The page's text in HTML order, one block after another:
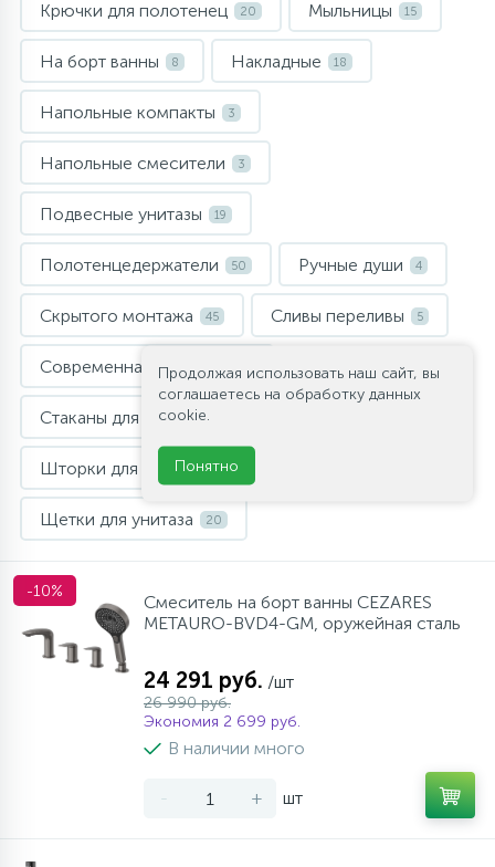
Крючки для полотенец 20 Мыльницы 15
На борт ванны 8 Накладные 18
Напольные компакты 3
Напольные смесители 3
Подвесные унитазы 19
Полотенцедержатели 50 Ручные души 4
Скрытого монтажа 45 Сливы переливы 5
Современная мебель 132
Стаканы для ванной
Шторки для ванны 29
Щетки для унитаза 20
-10%
Смеситель на борт ванны CEZARES
METAURO-BVD4-GM, оружейная сталь
24 291 руб. /шт
26 990 руб.
Экономия 2 699 руб.
В наличии много
- + шт
Продолжая использовать наш сайт, вы
соглашаетесь на обработку данных
cookie.
Понятно